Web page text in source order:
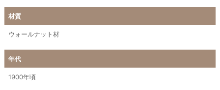
材質
ウォールナット材
年代
1900年頃